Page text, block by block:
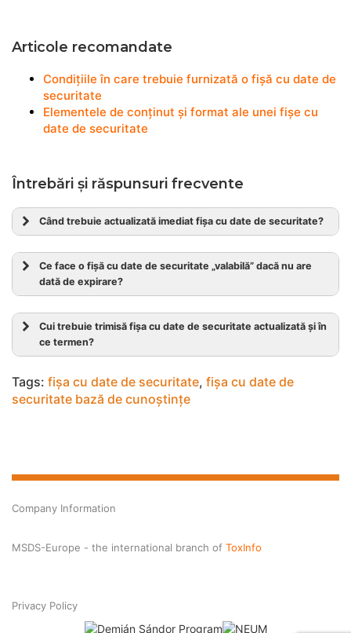
Articole recomandate
Condițiile în care trebuie furnizată o fișă cu date de
securitate
Elementele de conținut și format ale unei fișe cu
date de securitate
Întrebări și răspunsuri frecvente
Când trebuie actualizată imediat fișa cu date de securitate?
Ce face o fișă cu date de securitate „valabilă” dacă nu are
dată de expirare?
Cui trebuie trimisă fișa cu date de securitate actualizată și în
ce termen?
Tags: fișa cu date de securitate, fișa cu date de
securitate bază de cunoștințe
Company Information
MSDS-Europe - the international branch of ToxInfo
Privacy Policy